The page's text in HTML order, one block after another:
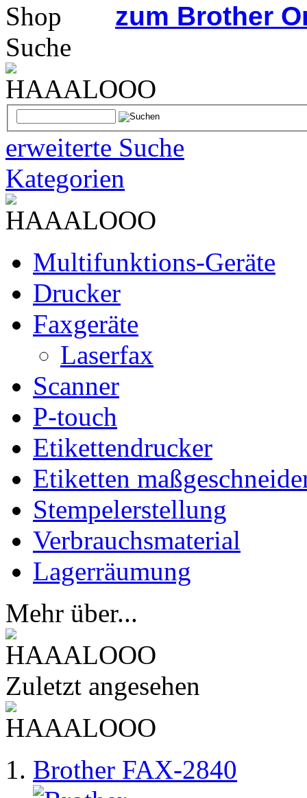
zum Brother
Suche
erweiterte Suche
Kategorien
Multifunktions-Geräte
Drucker
Faxgeräte
Laserfax
Scanner
P-touch
Etikettendrucker
Etiketten
Stempelerstellung
Verbrauchsmaterial
Lagerräumung
Mehr über...
Zuletzt angesehen
Brother FAX-2840